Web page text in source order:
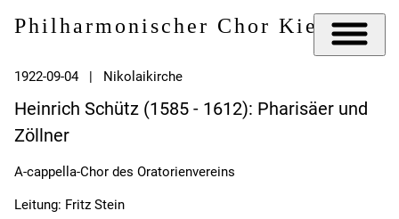
Philharmonischer Chor Kiel e.V.
1922-09-04 | Nikolaikirche
Heinrich Schütz (1585 - 1612): Pharisäer und
Zöllner
A-cappella-Chor des Oratorienvereins
Leitung: Fritz Stein